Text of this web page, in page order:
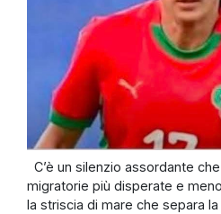
C’è un silenzio assordante
migratorie più disperate e
la striscia di mare che separa